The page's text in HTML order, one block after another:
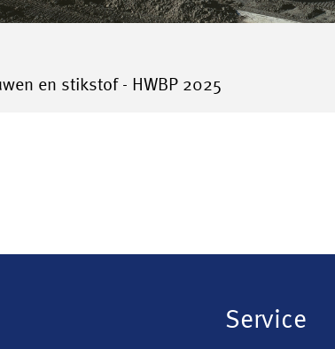
en stikstof - HWBP 2025
Service